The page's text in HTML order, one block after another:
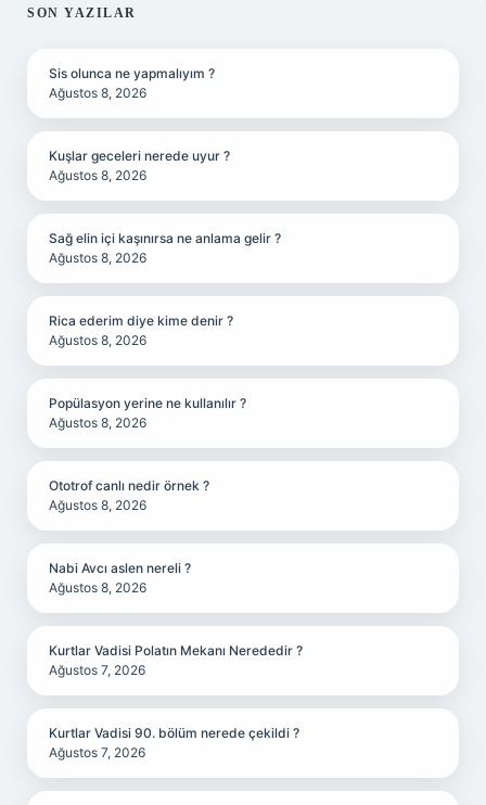
SIDEBAR
SON YAZILAR
Sis olunca ne yapmalıyım ?
Ağustos 8, 2026
Kuşlar geceleri nerede uyur ?
Ağustos 8, 2026
Sağ elin içi kaşınırsa ne anlama gelir ?
Ağustos 8, 2026
Rica ederim diye kime denir ?
Ağustos 8, 2026
Popülasyon yerine ne kullanılır ?
Ağustos 8, 2026
Ototrof canlı nedir örnek ?
Ağustos 8, 2026
Nabi Avcı aslen nereli ?
Ağustos 8, 2026
Kurtlar Vadisi Polatın Mekanı Nerededir ?
Ağustos 7, 2026
Kurtlar Vadisi 90. bölüm nerede çekildi ?
Ağustos 7, 2026